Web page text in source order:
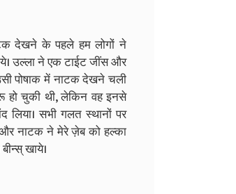
देखने के पहले हम लोगों ने
उल्ला ने एक टाईट जींस और
पोषाक में नाटक देखने चली
हो चुकी थी, लेकिन वह इनसे
सभी गलत स्थानों पर
और नाटक ने मेरे ज़ेब को हल्का
खाये।